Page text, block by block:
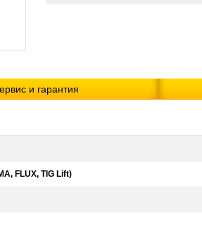
и гарантия
FLUX, TIG Lift)